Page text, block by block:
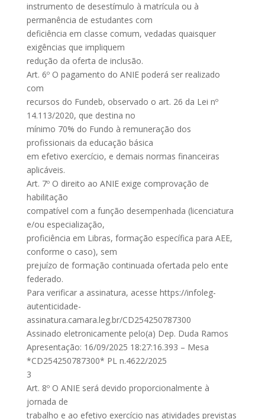
instrumento de desestímulo à matrícula ou à
permanência de estudantes com
deficiência em classe comum, vedadas quaisquer
exigências que impliquem
redução da oferta de inclusão.
Art. 6º O pagamento do ANIE poderá ser realizado
com
recursos do Fundeb, observado o art. 26 da Lei nº
14.113/2020, que destina no
mínimo 70% do Fundo à remuneração dos
profissionais da educação básica
em efetivo exercício, e demais normas financeiras
aplicáveis.
Art. 7º O direito ao ANIE exige comprovação de
habilitação
compatível com a função desempenhada (licenciatura
e/ou especialização,
proficiência em Libras, formação específica para AEE,
conforme o caso), sem
prejuízo de formação continuada ofertada pelo ente
federado.
Para verificar a assinatura, acesse https://infoleg-
autenticidade-
assinatura.camara.leg.br/CD254250787300
Assinado eletronicamente pelo(a) Dep. Duda Ramos
Apresentação: 16/09/2025 18:27:16.393 – Mesa
*CD254250787300* PL n.4622/2025
3
Art. 8º O ANIE será devido proporcionalmente à
jornada de
trabalho e ao efetivo exercício nas atividades previstas